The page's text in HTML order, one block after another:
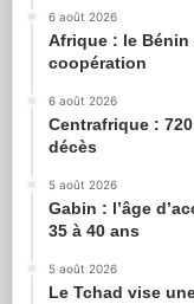
6 août 2026
Afrique : le Bénin
coopération
6 août 2026
Centrafrique :
décès
5 août 2026
Gabin : l’âge
35 à 40 ans
5 août 2026
Le Tchad vise